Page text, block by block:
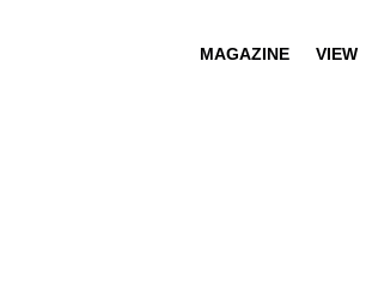
MAGAZINE VIEW